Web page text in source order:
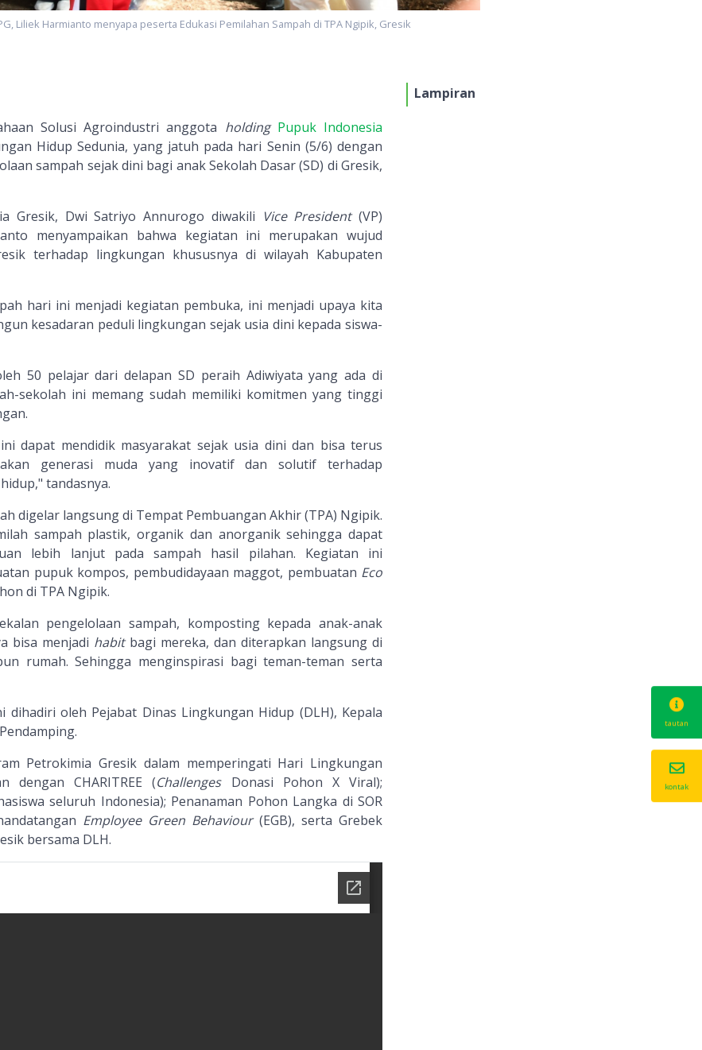
Liliek Harmianto menyapa peserta Edukasi Pemilahan Sampah di TPA Ngipik, Gresik
Solusi Agroindustri anggota holding Pupuk Indonesia
Hidup Sedunia, yang jatuh pada hari Senin (5/6) dengan
sampah sejak dini bagi anak Sekolah Dasar (SD) di Gresik,
Gresik, Dwi Satriyo Annurogo diwakili Vice President(VP)
menyampaikan bahwa kegiatan ini merupakan wujud
terhadap lingkungan khususnya di wilayah Kabupaten
hari ini menjadi kegiatan pembuka, ini menjadi upaya kita
kesadaran peduli lingkungan sejak usia dini kepada siswa-
50 pelajar dari delapan SD peraih Adiwiyata yang ada di
sekolah ini memang sudah memiliki komitmen yang tinggi
dapat mendidik masyarakat sejak usia dini dan bisa terus
generasi muda yang inovatif dan solutif terhadap
tandasnya.
digelar langsung di Tempat Pembuangan Akhir (TPA) Ngipik.
sampah plastik, organik dan anorganik sehingga dapat
lebih lanjut pada sampah hasil pilahan. Kegiatan ini
pupuk kompos, pembudidayaan maggot, pembuatan Eco
di TPA Ngipik.
pengelolaan sampah, komposting kepada anak-anak
bisa menjadi habitbagi mereka, dan diterapkan langsung di
rumah. Sehingga menginspirasi bagi teman-teman serta
dihadiri oleh Pejabat Dinas Lingkungan Hidup (DLH), Kepala
Petrokimia Gresik dalam memperingati Hari Lingkungan
dengan CHARITREE (ChallengesDonasi Pohon X Viral);
seluruh Indonesia); Penanaman Pohon Langka di SOR
Employee Green Behaviour(EGB), serta Grebek
bersama DLH.
Lampiran
tautan
kontak